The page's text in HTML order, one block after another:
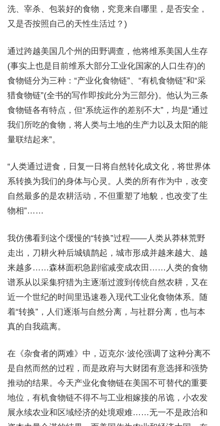
洗、宰杀、包装好的食物，究竟来自哪里，是否安全 ,
又是否按照自己的天性生活过？)
通过跨越美国几个州的田野调查，他将维系美国人生存
(事实上也是目前维系大部分工业化国家的人口生存)的
食物链分为三种：“产业化食物链”、“有机食物链”和“采
猎食物链”(全书的写作即按此分为三部分)。他认为三条
食物链各有特点，但“系统运作的差别不大”，均是“通过
我们所吃的食物，将人类与土地的生产力以及太阳的能
量联结起来”。
“人类通过进食，日复一日将自然转化成文化，将世界体
系转换为我们的身体与心灵。人类的所有作为中，改变
自然最多的是农耕活动，不但重塑了地貌，也改变了生
物相”……
我仿佛看到这个缓慢的“转换”过程——人类从莽林荒野
走出，刀耕火种后城镇鹊起，城市形成并越来越大、越
来越多……森林面积急剧缩减变成农田……人类的食物
谱系从以采集狩猎为主逐渐过渡到传统自然农耕，又在
近一个世纪的时间里迅速卷入现代工业化食物体系。随
着“转换”，人们逐渐与自然分离，与社群分离，也与本
真的自我疏离。
在《杂食者的两难》中，迈克尔·波伦强调了这种分离不
是自然而然的过程，而是政府与大财团有意选择和强势
推动的结果。今天产业化食物链在美国不可替代的重要
地位，有机食物链不得不与工业相嫁接的吊诡，小农发
展永续农业和区域经济的处境艰难……无一不是政治和